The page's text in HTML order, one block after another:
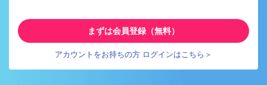
まずは会員登録（無料）
アカウントをお持ちの方 ログインはこちら＞